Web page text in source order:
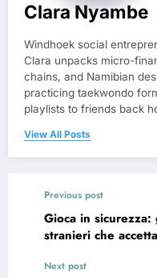
Clara Nyambe
Windhoek social
Clara unpacks micro-
chains, and Namibian
practicing taekwondo
playlists to friends back
View All Posts
Previous post
Gioca in
stranieri che
Next post